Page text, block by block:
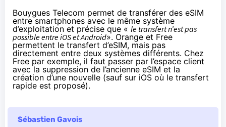
Bouygues Telecom permet de transférer des eSIM
entre smartphones avec le même système
d’exploitation et précise que « le transfert n’est pas
possible entre iOS et Android». Orange et Free
permettent le transfert d’eSIM, mais pas
directement entre deux systèmes différents. Chez
Free par exemple, il faut passer par l’espace client
avec la suppression de l’ancienne eSIM et la
création d’une nouvelle (sauf sur iOS où le transfert
rapide est proposé).
Sébastien Gavois